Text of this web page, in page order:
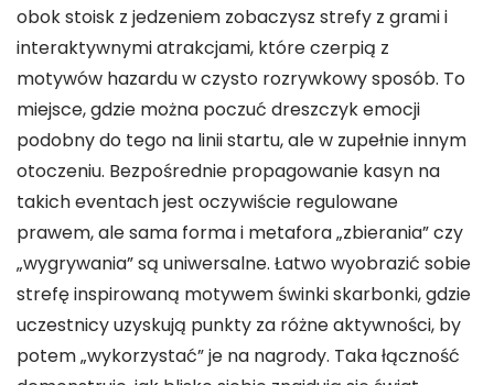
obok stoisk z jedzeniem zobaczysz strefy z grami i
interaktywnymi atrakcjami, które czerpią z
motywów hazardu w czysto rozrywkowy sposób. To
miejsce, gdzie można poczuć dreszczyk emocji
podobny do tego na linii startu, ale w zupełnie innym
otoczeniu. Bezpośrednie propagowanie kasyn na
takich eventach jest oczywiście regulowane
prawem, ale sama forma i metafora „zbierania” czy
„wygrywania” są uniwersalne. Łatwo wyobrazić sobie
strefę inspirowaną motywem świnki skarbonki, gdzie
uczestnicy uzyskują punkty za różne aktywności, by
potem „wykorzystać” je na nagrody. Taka łączność